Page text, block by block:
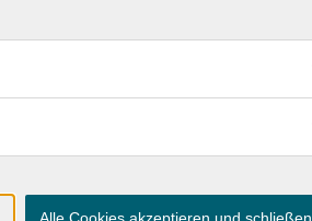
Alle Cookies akzeptieren und schließen